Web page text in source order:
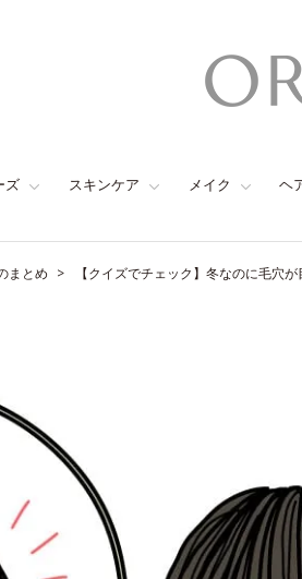
ズ スキンケア メイク ヘ
まとめ 【クイズでチェック】冬なのに毛穴